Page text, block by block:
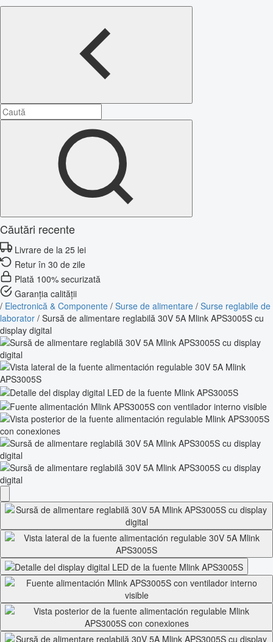
Căutări recente
Livrare de la 25 lei
Retur în 30 de zile
Plată 100% securizată
Garanția calității
/ Electronică & Componente / Surse de alimentare / Surse reglabile de
laborator / Sursă de alimentare reglabilă 30V 5A Mlink APS3005S cu
display digital